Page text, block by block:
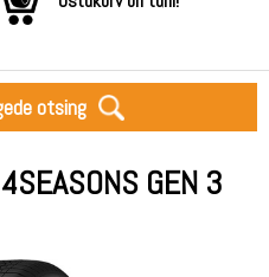
otsing
GEN 3